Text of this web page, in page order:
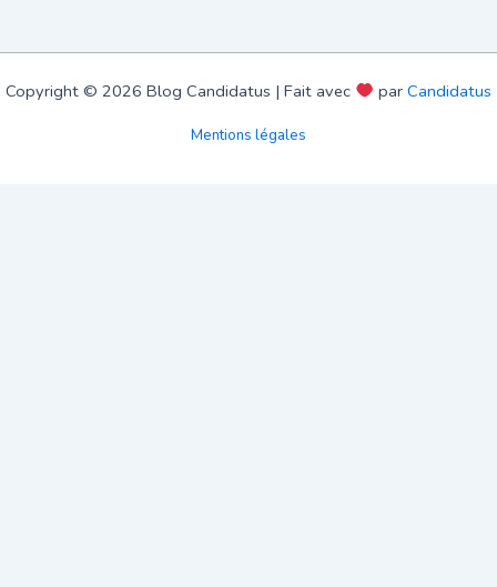
Copyright © 2026 Blog Candidatus | Fait avec par Candidatus
Mentions légales